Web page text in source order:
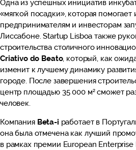
Одна из успешных инициатив
«мягкой посадки», которая
предпринимателям и инвесторам
Лиссабоне. Startup Lisboa также
строительства столичного
Criativo do Beato, который, как
изменит к лучшему динамику
городе. После завершения
центр площадью 35 000 м² сможет
человек.
Компания Beta-i работает в
она была отмечена как лучший
в рамках премии European Enterprise